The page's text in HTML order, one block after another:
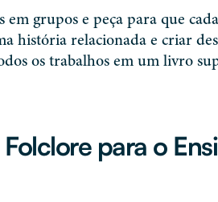
em grupos e peça para que
história relacionada e criar
os trabalhos em um livro
para o